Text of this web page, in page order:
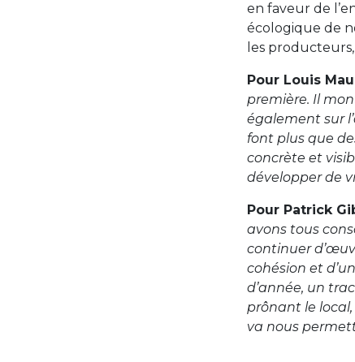
en faveur de
écologique de
les
Pour Louis
première. Il
également sur
font plus que
concrète et
développer de
Pour Patrick
avons tous
continuer
cohésion et
d’année, un
prônant le
va nous